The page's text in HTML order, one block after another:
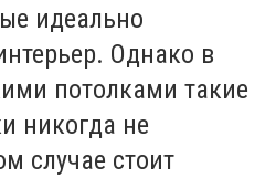
идеально
Однако в
потолками такие
никогда не
случае стоит